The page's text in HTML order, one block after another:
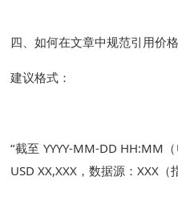
四、如何在文章中规范引用价格
建议格式：
“截至 YYYY-MM-DD HH:MM
USD XX,XXX，数据源：XXX（